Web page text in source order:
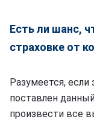
Есть ли шанс,
страховке от
Разумеется, если
поставлен
произвести все